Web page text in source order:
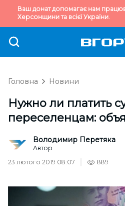
Ваш донат допомагає нам
Херсонщини та всієї України.
Головна Новини
Нужно ли платить
переселенцам:
Володимир Перетяка
Автор
23 лютого 2019 08:07
889